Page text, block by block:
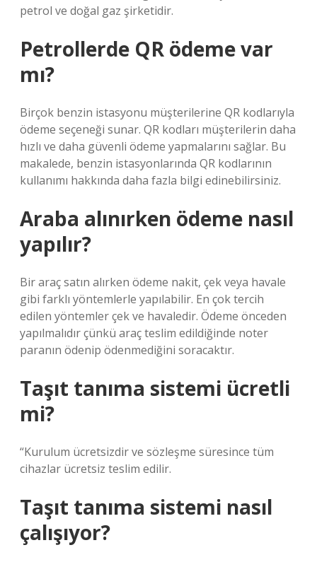
petrol ve doğal gaz şirketidir.
Petrollerde QR ödeme var
mı?
Birçok benzin istasyonu müşterilerine QR kodlarıyla
ödeme seçeneği sunar. QR kodları müşterilerin daha
hızlı ve daha güvenli ödeme yapmalarını sağlar. Bu
makalede, benzin istasyonlarında QR kodlarının
kullanımı hakkında daha fazla bilgi edinebilirsiniz.
Araba alınırken ödeme nasıl
yapılır?
Bir araç satın alırken ödeme nakit, çek veya havale
gibi farklı yöntemlerle yapılabilir. En çok tercih
edilen yöntemler çek ve havaledir. Ödeme önceden
yapılmalıdır çünkü araç teslim edildiğinde noter
paranın ödenip ödenmediğini soracaktır.
Taşıt tanıma sistemi ücretli
mi?
“Kurulum ücretsizdir ve sözleşme süresince tüm
cihazlar ücretsiz teslim edilir.
Taşıt tanıma sistemi nasıl
çalışıyor?